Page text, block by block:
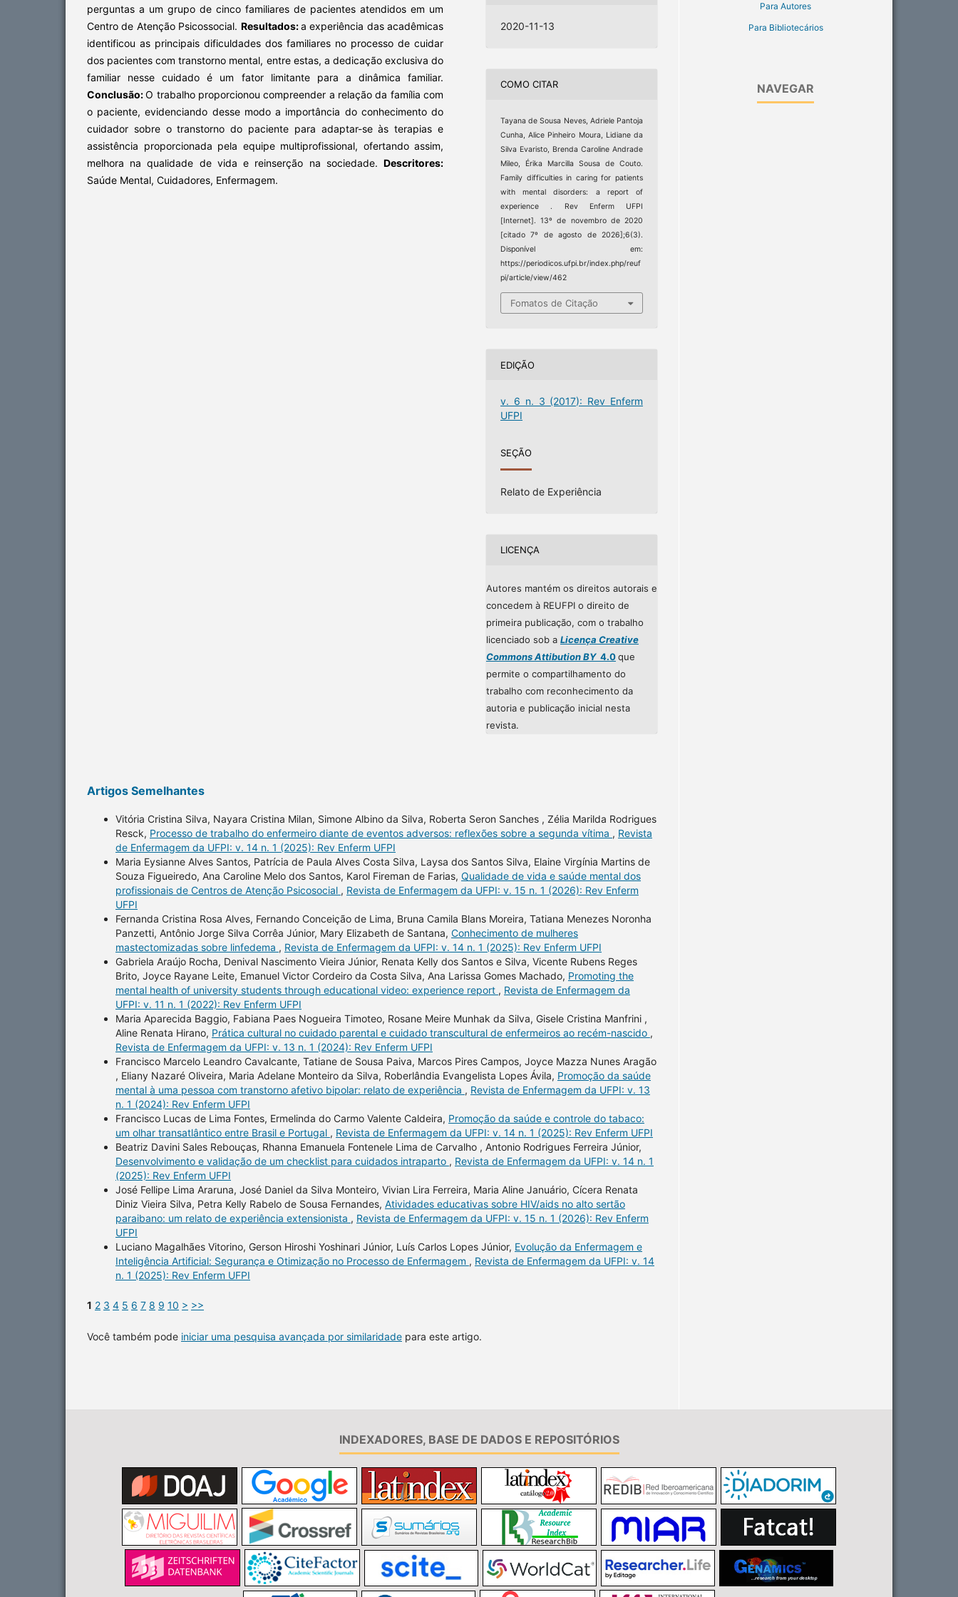
perguntas a um grupo de cinco familiares de pacientes atendidos em um
Centro de Atenção Psicossocial. Resultados:a experiência das acadêmicas
identificou as principais dificuldades dos familiares no processo de cuidar
dos pacientes com transtorno mental, entre estas, a dedicação exclusiva do
familiar nesse cuidado é um fator limitante para a dinâmica familiar.
Conclusão:O trabalho proporcionou compreender a relação da família com
o paciente, evidenciando desse modo a importância do conhecimento do
cuidador sobre o transtorno do paciente para adaptar-se às terapias e
assistência proporcionada pela equipe multiprofissional, ofertando assim,
melhora na qualidade de vida e reinserção na sociedade. Descritores:
Saúde Mental, Cuidadores, Enfermagem.
2020-11-13
COMO CITAR
Tayana de Sousa Neves, Adriele Pantoja
Cunha, Alice Pinheiro Moura, Lidiane da
Silva Evaristo, Brenda Caroline Andrade
Mileo, Érika Marcilla Sousa de Couto.
Family difficulties in caring for patients
with mental disorders: a report of
experience . Rev Enferm UFPI
[Internet]. 13º de novembro de 2020
[citado 7º de agosto de 2026];6(3).
Disponível em:
https://periodicos.ufpi.br/index.php/reuf
pi/article/view/462
Fomatos de Citação
EDIÇÃO
v. 6 n. 3 (2017): Rev Enferm
UFPI
SEÇÃO
Relato de Experiência
LICENÇA
Autores mantém os direitos autorais e
concedem à REUFPI o direito de
primeira publicação, com o trabalho
licenciado sob a Licença Creative
Commons Attibution BY4.0que
permite o compartilhamento do
trabalho com reconhecimento da
autoria e publicação inicial nesta
revista.
Artigos Semelhantes
Vitória Cristina Silva, Nayara Cristina Milan, Simone Albino da Silva, Roberta Seron Sanches , Zélia Marilda Rodrigues
Resck, Processo de trabalho do enfermeiro diante de eventos adversos: reflexões sobre a segunda vítima , Revista
de Enfermagem da UFPI: v. 14 n. 1 (2025): Rev Enferm UFPI
Maria Eysianne Alves Santos, Patrícia de Paula Alves Costa Silva, Laysa dos Santos Silva, Elaine Virgínia Martins de
Souza Figueiredo, Ana Caroline Melo dos Santos, Karol Fireman de Farias, Qualidade de vida e saúde mental dos
profissionais de Centros de Atenção Psicosocial , Revista de Enfermagem da UFPI: v. 15 n. 1 (2026): Rev Enferm
UFPI
Fernanda Cristina Rosa Alves, Fernando Conceição de Lima, Bruna Camila Blans Moreira, Tatiana Menezes Noronha
Panzetti, Antônio Jorge Silva Corrêa Júnior, Mary Elizabeth de Santana, Conhecimento de mulheres
mastectomizadas sobre linfedema , Revista de Enfermagem da UFPI: v. 14 n. 1 (2025): Rev Enferm UFPI
Gabriela Araújo Rocha, Denival Nascimento Vieira Júnior, Renata Kelly dos Santos e Silva, Vicente Rubens Reges
Brito, Joyce Rayane Leite, Emanuel Victor Cordeiro da Costa Silva, Ana Larissa Gomes Machado, Promoting the
mental health of university students through educational video: experience report , Revista de Enfermagem da
UFPI: v. 11 n. 1 (2022): Rev Enferm UFPI
Maria Aparecida Baggio, Fabiana Paes Nogueira Timoteo, Rosane Meire Munhak da Silva, Gisele Cristina Manfrini ,
Aline Renata Hirano, Prática cultural no cuidado parental e cuidado transcultural de enfermeiros ao recém-nascido ,
Revista de Enfermagem da UFPI: v. 13 n. 1 (2024): Rev Enferm UFPI
Francisco Marcelo Leandro Cavalcante, Tatiane de Sousa Paiva, Marcos Pires Campos, Joyce Mazza Nunes Aragão
, Eliany Nazaré Oliveira, Maria Adelane Monteiro da Silva, Roberlândia Evangelista Lopes Ávila, Promoção da saúde
mental à uma pessoa com transtorno afetivo bipolar: relato de experiência , Revista de Enfermagem da UFPI: v. 13
n. 1 (2024): Rev Enferm UFPI
Francisco Lucas de Lima Fontes, Ermelinda do Carmo Valente Caldeira, Promoção da saúde e controle do tabaco:
um olhar transatlântico entre Brasil e Portugal , Revista de Enfermagem da UFPI: v. 14 n. 1 (2025): Rev Enferm UFPI
Beatriz Davini Sales Rebouças, Rhanna Emanuela Fontenele Lima de Carvalho , Antonio Rodrigues Ferreira Júnior,
Desenvolvimento e validação de um checklist para cuidados intraparto , Revista de Enfermagem da UFPI: v. 14 n. 1
(2025): Rev Enferm UFPI
José Fellipe Lima Araruna, José Daniel da Silva Monteiro, Vivian Lira Ferreira, Maria Aline Januário, Cícera Renata
Diniz Vieira Silva, Petra Kelly Rabelo de Sousa Fernandes, Atividades educativas sobre HIV/aids no alto sertão
paraibano: um relato de experiência extensionista , Revista de Enfermagem da UFPI: v. 15 n. 1 (2026): Rev Enferm
UFPI
Luciano Magalhães Vitorino, Gerson Hiroshi Yoshinari Júnior, Luís Carlos Lopes Júnior, Evolução da Enfermagem e
Inteligência Artificial: Segurança e Otimização no Processo de Enfermagem , Revista de Enfermagem da UFPI: v. 14
n. 1 (2025): Rev Enferm UFPI
1 2 3 4 5 6 7 8 9 10 > >>
Você também pode iniciar uma pesquisa avançada por similaridade para este artigo.
Para Autores
Para Bibliotecários
NAVEGAR
INDEXADORES, BASE DE DADOS E REPOSITÓRIOS